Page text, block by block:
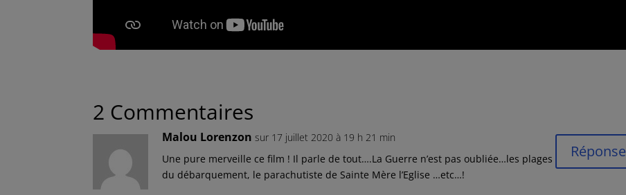
2 Commentaires
Malou Lorenzon sur 17 juillet 2020 à 19 h 21 min
Une pure merveille ce film ! Il parle de tout….La Guerre n’est pas oubliée…les plages
du débarquement, le parachutiste de Sainte Mère l’Eglise …etc…!
Réponse